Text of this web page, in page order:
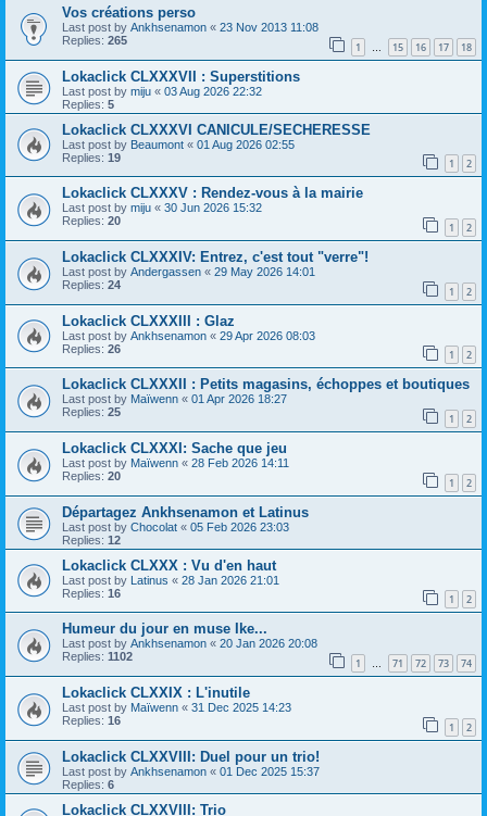
Vos créations perso
Last post by Ankhsenamon « 23 Nov 2013 11:08
Replies: 265 1 … 15 16 17 18
Lokaclick CLXXXVII : Superstitions
Last post by miju « 03 Aug 2026 22:32
Replies: 5
Lokaclick CLXXXVI CANICULE/SECHERESSE
Last post by Beaumont « 01 Aug 2026 02:55
Replies: 19 1 2
Lokaclick CLXXXV : Rendez-vous à la mairie
Last post by miju « 30 Jun 2026 15:32
Replies: 20 1 2
Lokaclick CLXXXIV: Entrez, c'est tout "verre"!
Last post by Andergassen « 29 May 2026 14:01
Replies: 24 1 2
Lokaclick CLXXXIII : Glaz
Last post by Ankhsenamon « 29 Apr 2026 08:03
Replies: 26 1 2
Lokaclick CLXXXII : Petits magasins, échoppes et boutiques
Last post by Maïwenn « 01 Apr 2026 18:27
Replies: 25 1 2
Lokaclick CLXXXI: Sache que jeu
Last post by Maïwenn « 28 Feb 2026 14:11
Replies: 20 1 2
Départagez Ankhsenamon et Latinus
Last post by Chocolat « 05 Feb 2026 23:03
Replies: 12
Lokaclick CLXXX : Vu d'en haut
Last post by Latinus « 28 Jan 2026 21:01
Replies: 16 1 2
Humeur du jour en muse Ike...
Last post by Ankhsenamon « 20 Jan 2026 20:08
Replies: 1102 1 … 71 72 73 74
Lokaclick CLXXIX : L'inutile
Last post by Maïwenn « 31 Dec 2025 14:23
Replies: 16 1 2
Lokaclick CLXXVIII: Duel pour un trio!
Last post by Ankhsenamon « 01 Dec 2025 15:37
Replies: 6
Lokaclick CLXXVIII: Trio